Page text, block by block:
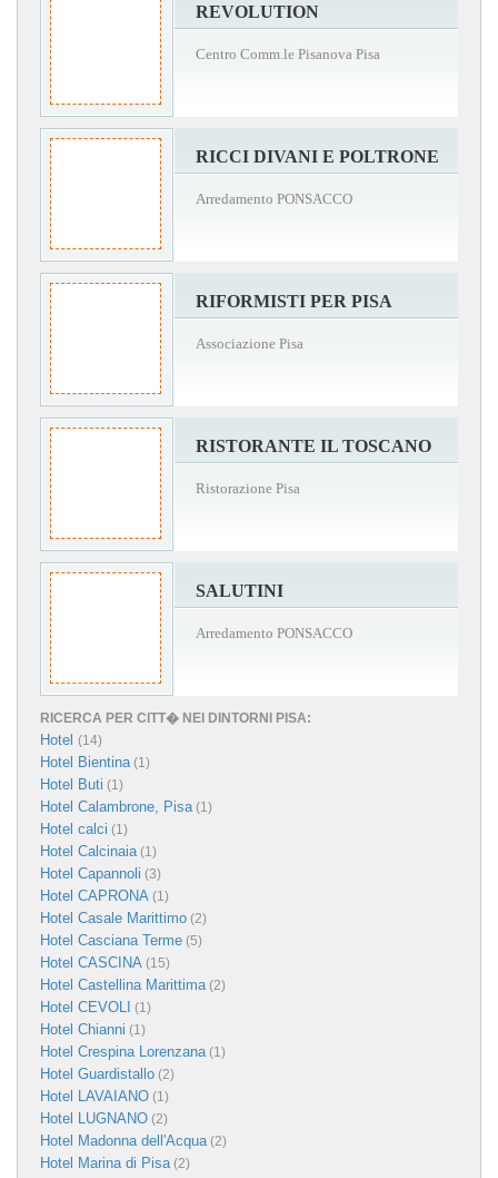
REVOLUTION
Centro Comm.le Pisanova Pisa
RICCI DIVANI E POLTRONE
Arredamento PONSACCO
RIFORMISTI PER PISA
Associazione Pisa
RISTORANTE IL TOSCANO
Ristorazione Pisa
SALUTINI
Arredamento PONSACCO
RICERCA PER CITT� NEI DINTORNI PISA:
Hotel (14)
Hotel Bientina(1)
Hotel Buti (1)
Hotel Calambrone, Pisa(1)
Hotel calci (1)
Hotel Calcinaia(1)
Hotel Capannoli (3)
Hotel CAPRONA (1)
Hotel Casale Marittimo (2)
Hotel Casciana Terme (5)
Hotel CASCINA (15)
Hotel Castellina Marittima(2)
Hotel CEVOLI (1)
Hotel Chianni (1)
Hotel Crespina Lorenzana(1)
Hotel Guardistallo (2)
Hotel LAVAIANO (1)
Hotel LUGNANO (2)
Hotel Madonna dell'Acqua(2)
Hotel Marina di Pisa(2)